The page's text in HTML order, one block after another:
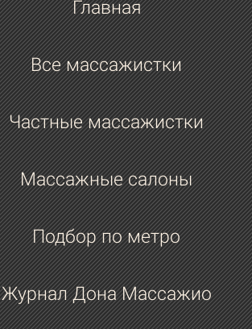
Главная
Все массажистки
Частные массажистки
Массажные салоны
Подбор по метро
Журнал Дона Массажио